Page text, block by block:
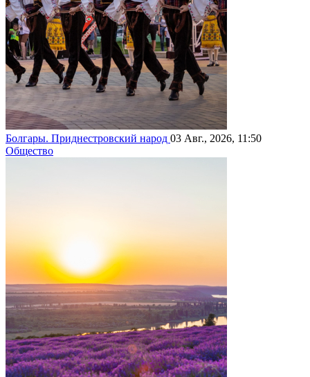
Болгары. Приднестровский народ 03 Авг., 2026, 11:50
Общество